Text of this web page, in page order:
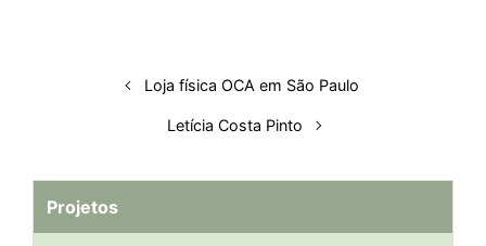
Loja física OCA em São Paulo
Letícia Costa Pinto
Projetos